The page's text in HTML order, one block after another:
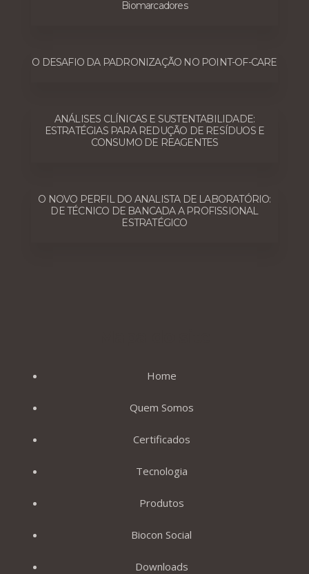
Biomarcadores
O DESAFIO DA PADRONIZAÇÃO NO POINT-OF-CARE
ANÁLISES CLÍNICAS E SUSTENTABILIDADE:
ESTRATÉGIAS PARA REDUÇÃO DE RESÍDUOS E
CONSUMO DE REAGENTES
O NOVO PERFIL DO ANALISTA DE LABORATÓRIO:
DE TÉCNICO DE BANCADA A PROFISSIONAL
ESTRATÉGICO
Home
Quem Somos
Certificados
Tecnologia
Produtos
Biocon Social
Downloads